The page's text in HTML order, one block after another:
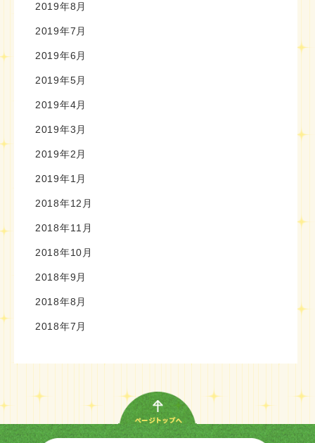
2019年8月
2019年7月
2019年6月
2019年5月
2019年4月
2019年3月
2019年2月
2019年1月
2018年12月
2018年11月
2018年10月
2018年9月
2018年8月
2018年7月